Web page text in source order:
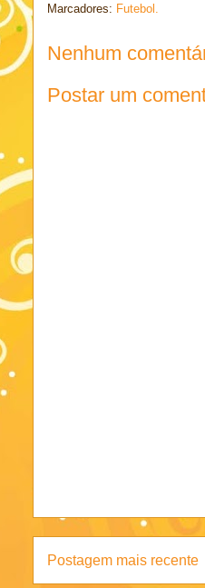
Marcadores: Futebol.
Nenhum
Postar um
Postagem mais recente